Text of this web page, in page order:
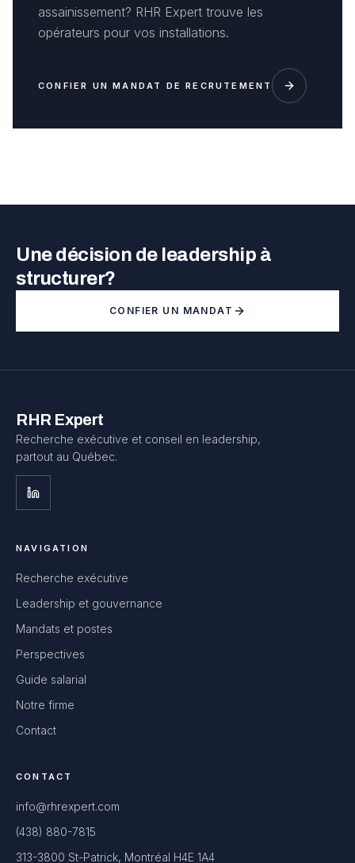
assainissement? RHR Expert trouve les
opérateurs pour vos installations.
CONFIER UN MANDAT DE RECRUTEMENT
Une décision de leadership à
structurer?
CONFIER UN MANDAT
RHR Expert
Recherche exécutive et conseil en leadership,
partout au Québec.
NAVIGATION
Recherche exécutive
Leadership et gouvernance
Mandats et postes
Perspectives
Guide salarial
Notre firme
Contact
CONTACT
info@rhrexpert.com
(438) 880-7815
313-3800 St-Patrick, Montréal H4E 1A4